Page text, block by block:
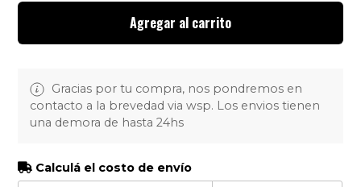
Agregar al carrito
Gracias por tu compra, nos pondremos en
contacto a la brevedad via wsp. Los envios tienen
una demora de hasta 24hs
Calculá el costo de envío